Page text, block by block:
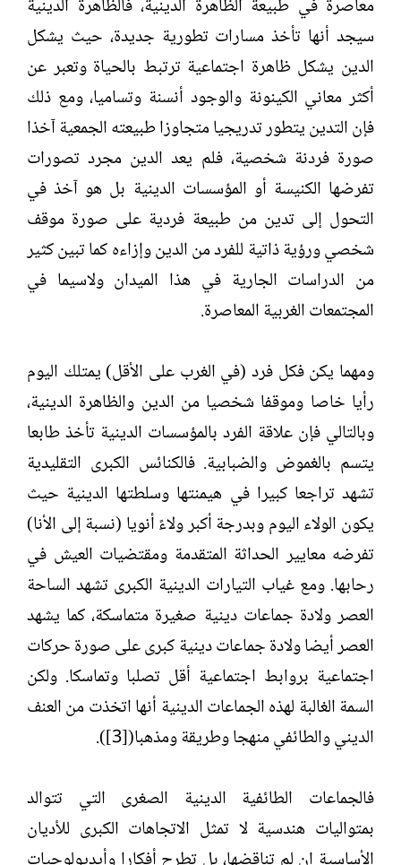
معاصرة في طبيعة الظاهرة الدينية، فالظاهرة الدينية
سيجد أنها تأخذ مسارات تطورية جديدة، حيث يشكل
الدين يشكل ظاهرة اجتماعية ترتبط بالحياة وتعبر عن
أكثر معاني الكينونة والوجود أنسنة وتساميا، ومع ذلك
فإن التدين يتطور تدريجيا متجاوزا طبيعته الجمعية آخذا
صورة فردنة شخصية، فلم يعد الدين مجرد تصورات
تفرضها الكنيسة أو المؤسسات الدينية بل هو آخذ في
التحول إلى تدين من طبيعة فردية على صورة موقف
شخصي ورؤية ذاتية للفرد من الدين وإزاءه كما تبين كثير
من الدراسات الجارية في هذا الميدان ولاسيما في
المجتمعات الغربية المعاصرة.
ومهما يكن فكل فرد (في الغرب على الأقل) يمتلك اليوم
رأيا خاصا وموقفا شخصيا من الدين والظاهرة الدينية،
وبالتالي فإن علاقة الفرد بالمؤسسات الدينية تأخذ طابعا
يتسم بالغموض والضبابية. فالكنائس الكبرى التقليدية
تشهد تراجعا كبيرا في هيمنتها وسلطتها الدينية حيث
يكون الولاء اليوم وبدرجة أكبر ولاءً أنويا (نسبة إلى الأنا)
تفرضه معايير الحداثة المتقدمة ومقتضيات العيش في
رحابها. ومع غياب التيارات الدينية الكبرى تشهد الساحة
العصر ولادة جماعات دينية صغيرة متماسكة، كما يشهد
العصر أيضا ولادة جماعات دينية كبرى على صورة حركات
اجتماعية بروابط اجتماعية أقل تصلبا وتماسكا. ولكن
السمة الغالبة لهذه الجماعات الدينية أنها اتخذت من العنف
الديني والطائفي منهجا وطريقة ومذهبا([3]).
فالجماعات الطائفية الدينية الصغرى التي تتوالد
بمتواليات هندسية لا تمثل الاتجاهات الكبرى للأديان